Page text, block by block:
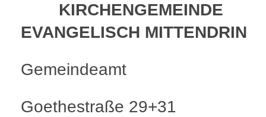
KIRCHENGEMEINDE
EVANGELISCH MITTENDRIN
Gemeindeamt
Goethestraße 29+31